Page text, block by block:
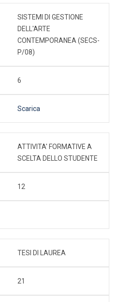
SISTEMI DI GESTIONE
DELL'ARTE
CONTEMPORANEA (SECS-
P/08)
6
Scarica
ATTIVITA' FORMATIVE A
SCELTA DELLO STUDENTE
12
TESI DI LAUREA
21